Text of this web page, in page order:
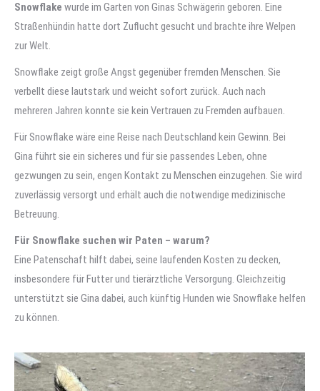
Snowflake wurde im Garten von Ginas Schwägerin geboren. Eine
Straßenhündin hatte dort Zuflucht gesucht und brachte ihre Welpen
zur Welt.
Snowflake zeigt große Angst gegenüber fremden Menschen. Sie
verbellt diese lautstark und weicht sofort zurück. Auch nach
mehreren Jahren konnte sie kein Vertrauen zu Fremden aufbauen.
Für Snowflake wäre eine Reise nach Deutschland kein Gewinn. Bei
Gina führt sie ein sicheres und für sie passendes Leben, ohne
gezwungen zu sein, engen Kontakt zu Menschen einzugehen. Sie wird
zuverlässig versorgt und erhält auch die notwendige medizinische
Betreuung.
Für Snowflake suchen wir Paten – warum?
Eine Patenschaft hilft dabei, seine laufenden Kosten zu decken,
insbesondere für Futter und tierärztliche Versorgung. Gleichzeitig
unterstützt sie Gina dabei, auch künftig Hunden wie Snowflake helfen
zu können.